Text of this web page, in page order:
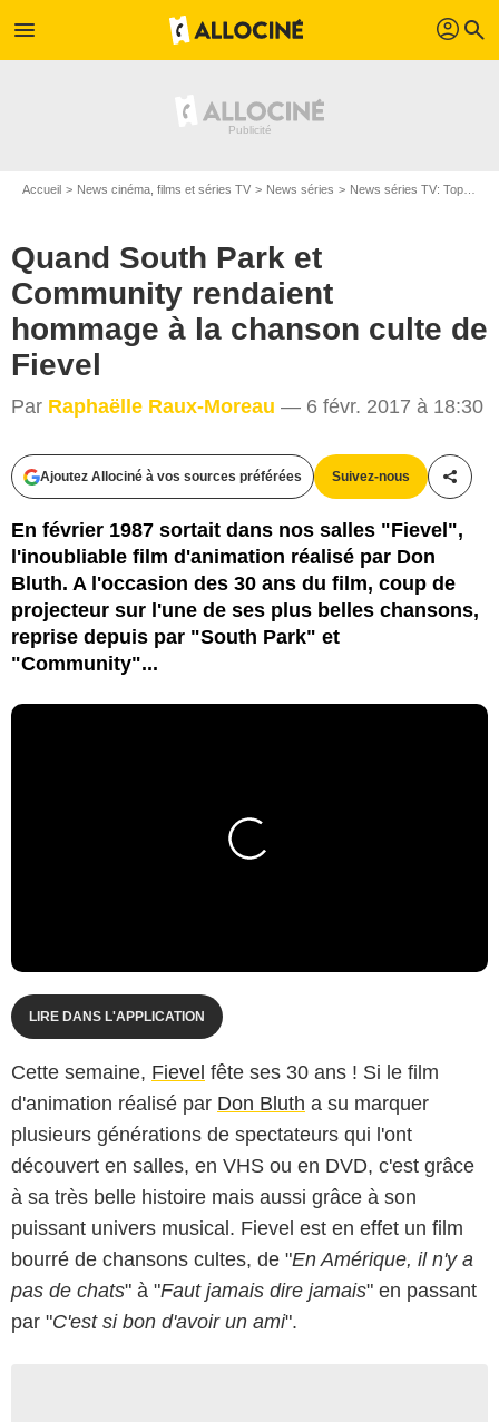
menu profil search
Accueil News cinéma, films et séries TV News séries News séries TV: Top et Flop
Quand South Park et
Community rendaient
hommage à la chanson culte de
Fievel
Par Raphaëlle Raux-Moreau — 6 févr. 2017 à 18:30
Ajoutez Allociné à vos sources préférées Suivez-nous
En février 1987 sortait dans nos salles "Fievel",
l'inoubliable film d'animation réalisé par Don
Bluth. A l'occasion des 30 ans du film, coup de
projecteur sur l'une de ses plus belles chansons,
reprise depuis par "South Park" et
"Community"...
LIRE DANS L'APPLICATION
Cette semaine, Fievel fête ses 30 ans ! Si le film
d'animation réalisé par Don Bluth a su marquer
plusieurs générations de spectateurs qui l'ont
découvert en salles, en VHS ou en DVD, c'est grâce
à sa très belle histoire mais aussi grâce à son
puissant univers musical. Fievel est en effet un film
bourré de chansons cultes, de "En Amérique, il n'y a
pas de chats" à "Faut jamais dire jamais" en passant
par "C'est si bon d'avoir un ami".